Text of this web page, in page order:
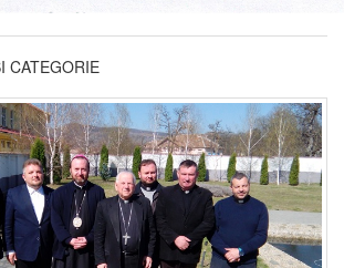
CATEGORIE